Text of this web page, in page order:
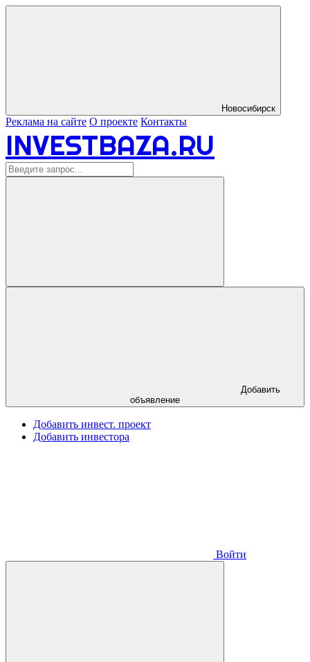
Новосибирск
Реклама на сайте О проекте Контакты
INVESTBAZA.RU
объявление
Добавить инвест. проект
Добавить инвестора
Войти